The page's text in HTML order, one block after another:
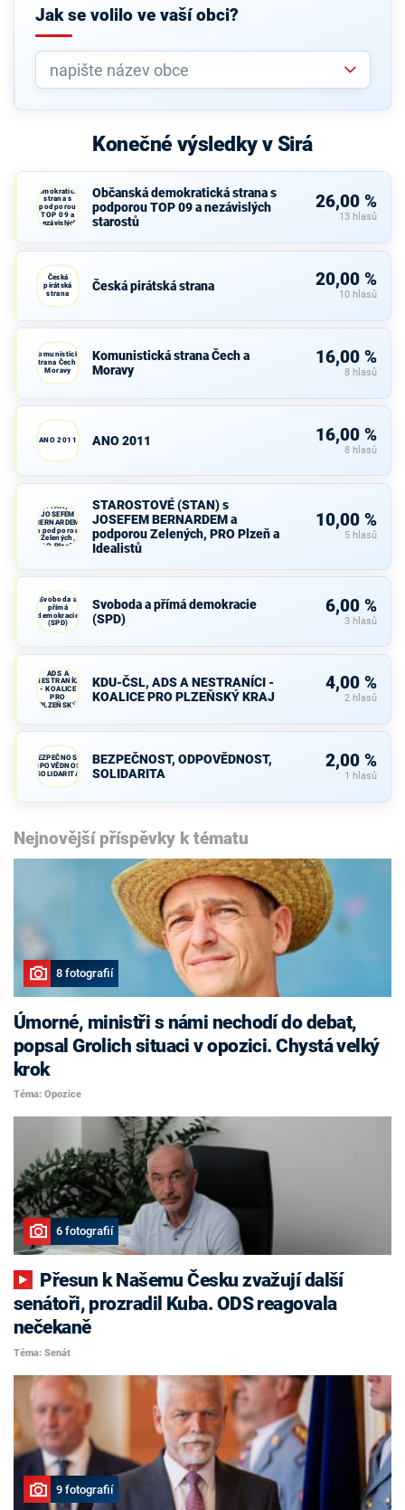
Jak se volilo ve vaší obci?
Konečné výsledky v Sirá
demokratická
strana s
podporou
TOP 09 a
nezávislých
starostů
Občanská demokratická strana s
podporou TOP 09 a nezávislých
starostů
26,00 %
13 hlasů
Česká
pirátská
strana
Česká pirátská strana 20,00 %
10 hlasů
Komunistická
strana Čech a
Moravy
Komunistická strana Čech a
Moravy
16,00 %
8 hlasů
ANO 2011 ANO 2011 16,00 %
8 hlasů
(STAN) s
JOSEFEM
BERNARDEM
a podporou
Zelených,
PRO Plzeň a
STAROSTOVÉ (STAN) s
JOSEFEM BERNARDEM a
podporou Zelených, PRO Plzeň a
Idealistů
10,00 %
5 hlasů
Svoboda a
přímá
demokracie
(SPD)
Svoboda a přímá demokracie
(SPD)
6,00 %
3 hlasů
ADS A
NESTRANÍCI
- KOALICE
PRO
PLZEŇSKÝ
KRAJ
KDU-ČSL, ADS A NESTRANÍCI -
KOALICE PRO PLZEŇSKÝ KRAJ
4,00 %
2 hlasů
BEZPEČNOST,
ODPOVĚDNOST,
SOLIDARITA
BEZPEČNOST, ODPOVĚDNOST,
SOLIDARITA
2,00 %
1 hlasů
Nejnovější příspěvky k tématu
8 fotografií
Úmorné, ministři s námi nechodí do debat,
popsal Grolich situaci v opozici. Chystá velký
krok
Téma: Opozice
6 fotografií
senátoři, prozradil Kuba. ODS reagovala
nečekaně
Téma: Senát
9 fotografií